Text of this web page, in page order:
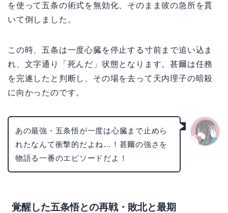
を使って五条の術式を無効化、そのまま彼の急所を貫
いて倒しました。
この時、五条は一度心臓を停止する寸前まで追い込ま
れ、文字通り「死んだ」状態となります。甚爾は任務
を完遂したと判断し、その場を去って天内理子の暗殺
に向かったのです。
あの最強・五条悟が一度は心臓まで止めら
れたなんて衝撃的だよね…！甚爾の強さを
物語る一番のエピソードだよ！
覚醒した五条悟との再戦・敗北と最期